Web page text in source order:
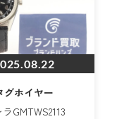
グホイヤー
GMTWS2113